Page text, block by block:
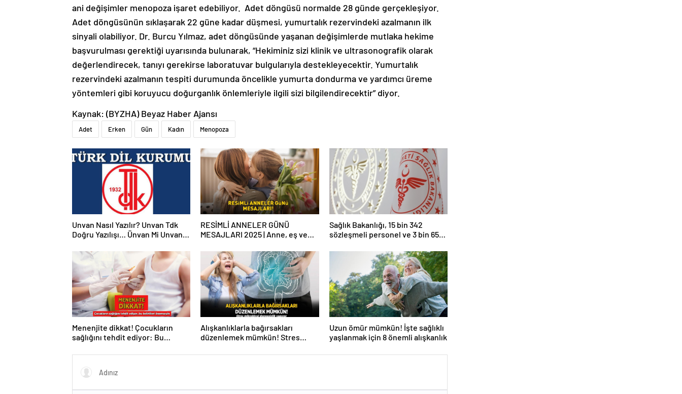
ani değişimler menopoza işaret edebiliyor. Adet döngüsü normalde 28 günde gerçekleşiyor.
Adet döngüsünün sıklaşarak 22 güne kadar düşmesi, yumurtalık rezervindeki azalmanın ilk
sinyali olabiliyor. Dr. Burcu Yılmaz, adet döngüsünde yaşanan değişimlerde mutlaka hekime
başvurulması gerektiği uyarısında bulunarak, “Hekiminiz sizi klinik ve ultrasonografik olarak
değerlendirecek, tanıyı gerekirse laboratuvar bulgularıyla destekleyecektir. Yumurtalık
rezervindeki azalmanın tespiti durumunda öncelikle yumurta dondurma ve yardımcı üreme
yöntemleri gibi koruyucu doğurganlık önlemleriyle ilgili sizi bilgilendirecektir” diyor.
Kaynak: (BYZHA) Beyaz Haber Ajansı
Adet Erken Gün Kadın Menopoza
Unvan Nasıl Yazılır? Unvan Tdk
Doğru Yazılışı… Ünvan Mi Unvan
RESİMLİ ANNELER GÜNÜ
MESAJLARI 2025 | Anne, eş ve
Instagram’da paylaşabileceğiniz
en güzel Anneler Günü mesajları
Sağlık Bakanlığı, 15 bin 342
sözleşmeli personel ve 3 bin 658
Menenjite dikkat! Çocukların
sağlığını tehdit ediyor: Bu
Alışkanlıklarla bağırsakları
düzenlemek mümkün! Stres
Uzun ömür mümkün! İşte sağlıklı
yaşlanmak için 8 önemli alışkanlık